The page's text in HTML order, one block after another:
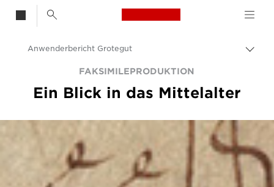
Canon Logo, back
Auf
Lösungen & Dienstleistungen
Business Anwenderberichte
Anwenderbericht Grotegut
FAKSIMILEPRODUKTION
Ein Blick in das Mittelalter